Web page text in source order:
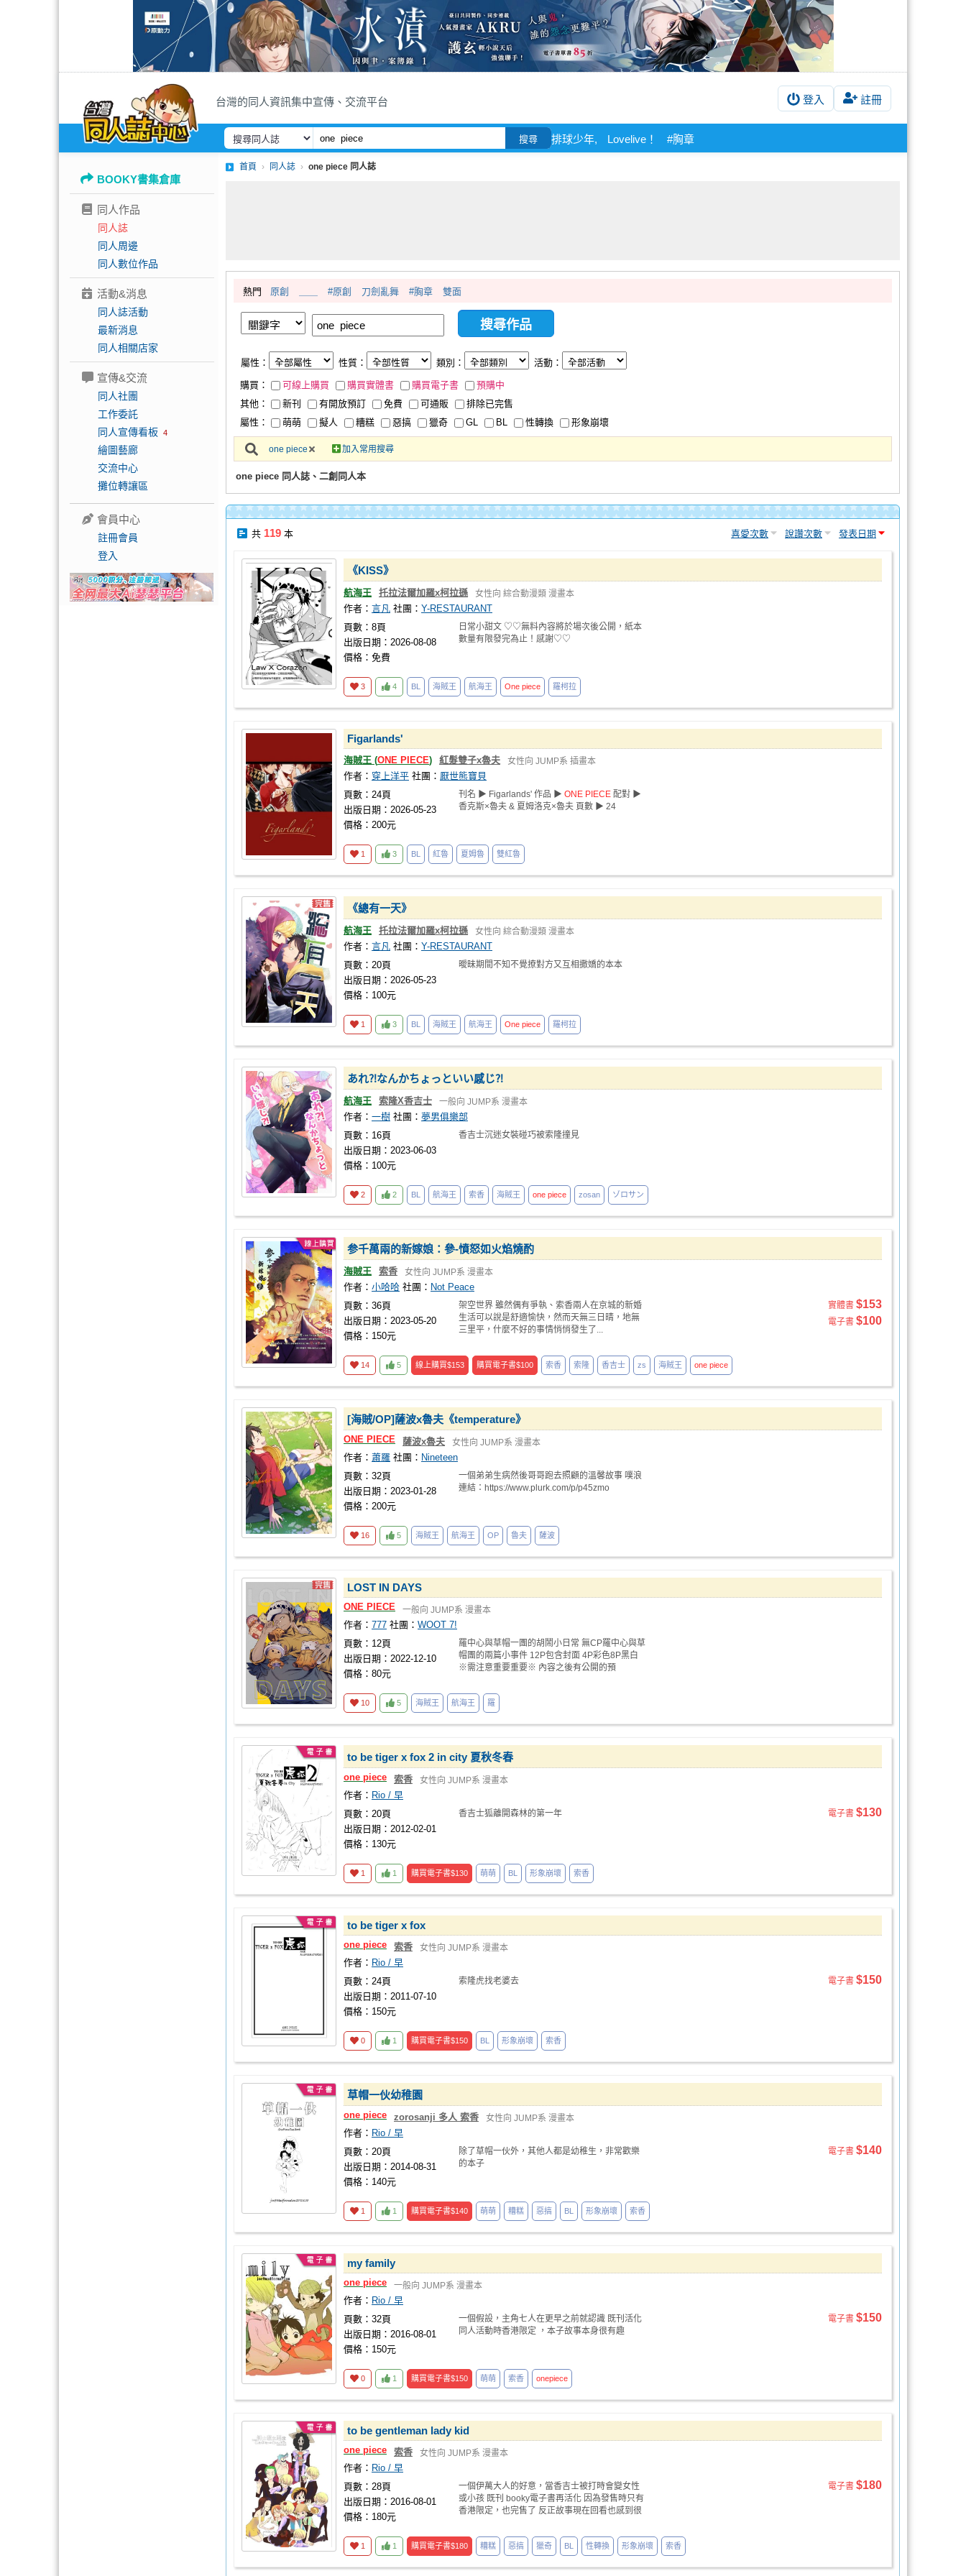
台灣的同人資訊集中宣傳、交流平台 登入 註冊
搜尋 排球少年, Lovelive！ #胸章
BOOKY書集倉庫
同人作品
同人誌
同人周邊
同人數位作品
活動&消息
同人誌活動
最新消息
同人相關店家
宣傳&交流
同人社團
工作委託
同人宣傳看板 4
繪圖藝廊
交流中心
攤位轉讓區
會員中心
註冊會員
登入
首頁 同人誌 one piece 同人誌
熱門 原創 #原創 刀劍亂舞 #胸章 雙面
屬性： 性質： 類別： 活動：
購買： 可線上購買 購買實體書 購買電子書
預購中
其他：
新刊 有開放預訂 免費 可通販
排除已完售
屬性：
萌萌 擬人 糟糕 惡搞 獵奇 GL BL 性轉換 形象崩壞
one piece 加入常用搜尋
one piece 同人誌、二創同人本
共 119 本 喜愛次數 說讚次數 發表日期
《KISS》
航海王 托拉法爾加羅x柯拉遜 女性向 綜合動漫類 漫畫本
作者： 言凡 社團： Y-RESTAURANT
頁數：8頁
出版日期：2026-08-08
價格：免費
日常小甜文 ♡♡無料內容將於場次後公開，紙本
數量有限發完為止！感謝♡♡
3 4 BL 海賊王 航海王 One piece 羅柯拉
Figarlands'
海賊王 (ONE PIECE) 紅髮雙子x魯夫 女性向 JUMP系 插畫本
作者： 穿上洋平 社團： 厭世熊寶貝
頁數：24頁
出版日期：2026-05-23
價格：200元
刊名 ▶ Figarlands' 作品 ▶ ONE PIECE 配對 ▶
香克斯×魯夫 & 夏姆洛克×魯夫 頁數 ▶ 24
1 3 BL 紅魯 夏姆魯 雙紅魯
《總有一天》
航海王 托拉法爾加羅x柯拉遜 女性向 綜合動漫類 漫畫本
作者： 言凡 社團： Y-RESTAURANT
頁數：20頁
出版日期：2026-05-23
價格：100元
曖昧期間不知不覺撩對方又互相撒嬌的本本
1 3 BL 海賊王 航海王 One piece 羅柯拉
あれ⁈なんかちょっといい感じ⁈
航海王 索隆X香吉士 一般向 JUMP系 漫畫本
作者： 一樹 社團： 夢男俱樂部
頁數：16頁
出版日期：2023-06-03
價格：100元
香吉士沉迷女裝碰巧被索隆撞見
2 2 BL 航海王 索香 海賊王 one piece zosan ゾロサン
参千萬兩的新嫁娘：參-憤怒如火焰燒酌
海賊王 索香 女性向 JUMP系 漫畫本
作者： 小哈哈 社團： Not Peace
頁數：36頁
出版日期：2023-05-20
價格：150元
架空世界 雖然偶有爭執、索香兩人在京城的新婚
生活可以說是舒適愉快，然而天無三日晴，地無
三里平，什麼不好的事情悄悄發生了...
實體書 $153
電子書 $100
14 5 線上購買$153 購買電子書$100 索香 索隆 香吉士 zs 海賊王 one piece
[海賊/OP]薩波x魯夫《temperature》
ONE PIECE 薩波x魯夫 女性向 JUMP系 漫畫本
作者： 蕭羅 社團： Nineteen
頁數：32頁
出版日期：2023-01-28
價格：200元
一個弟弟生病然後哥哥跑去照顧的溫馨故事 噗浪
連結：https://www.plurk.com/p/p45zmo
16 5 海賊王 航海王 OP 魯夫 薩波
LOST IN DAYS
ONE PIECE 一般向 JUMP系 漫畫本
作者： 777 社團： WOOT 7!
頁數：12頁
出版日期：2022-12-10
價格：80元
羅中心與草帽一團的胡鬧小日常 無CP羅中心與草
帽團的兩篇小事件 12P包含封面 4P彩色8P黑白
※需注意重要重要※ 內容之後有公開的預
10 5 海賊王 航海王 羅
to be tiger x fox 2 in city 夏秋冬春
one piece 索香 女性向 JUMP系 漫畫本
作者： Rio / 早
頁數：20頁
出版日期：2012-02-01
價格：130元
香吉士狐離開森林的第一年 電子書 $130
1 1 購買電子書$130 萌萌 BL 形象崩壞 索香
to be tiger x fox
one piece 索香 女性向 JUMP系 漫畫本
作者： Rio / 早
頁數：24頁
出版日期：2011-07-10
價格：150元
索隆虎找老婆去 電子書 $150
0 1 購買電子書$150 BL 形象崩壞 索香
草帽一伙幼稚園
one piece zorosanji 多人 索香 女性向 JUMP系 漫畫本
作者： Rio / 早
頁數：20頁
出版日期：2014-08-31
價格：140元
除了草帽一伙外，其他人都是幼稚生，非常歡樂
的本子
電子書 $140
1 1 購買電子書$140 萌萌 糟糕 惡搞 BL 形象崩壞 索香
my family
one piece 一般向 JUMP系 漫畫本
作者： Rio / 早
頁數：32頁
出版日期：2016-08-01
價格：150元
一個假設，主角七人在更早之前就認識 既刊活化
同人活動時香港限定 ，本子故事本身很有趣
電子書 $150
0 1 購買電子書$150 萌萌 索香 onepiece
to be gentleman lady kid
one piece 索香 女性向 JUMP系 漫畫本
作者： Rio / 早
頁數：28頁
出版日期：2016-08-01
價格：180元
一個伊萬大人的好意，當香吉士被打時會變女性
或小孩 既刊 booky電子書再活化 因為發售時只有
香港限定，也完售了 反正故事現在回看也感到很
電子書 $180
1 1 購買電子書$180 糟糕 惡搞 獵奇 BL 性轉換 形象崩壞 索香